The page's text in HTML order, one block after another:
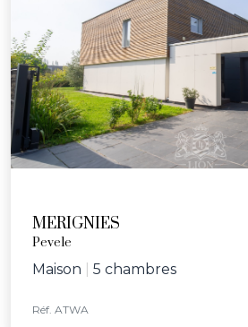
MERIGNIES
Pevele
Maison 5 chambres
Réf. ATWA